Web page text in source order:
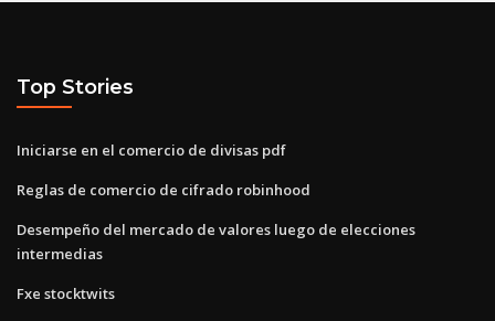
Top Stories
Iniciarse en el comercio de divisas pdf
Reglas de comercio de cifrado robinhood
Desempeño del mercado de valores luego de elecciones
intermedias
Fxe stocktwits